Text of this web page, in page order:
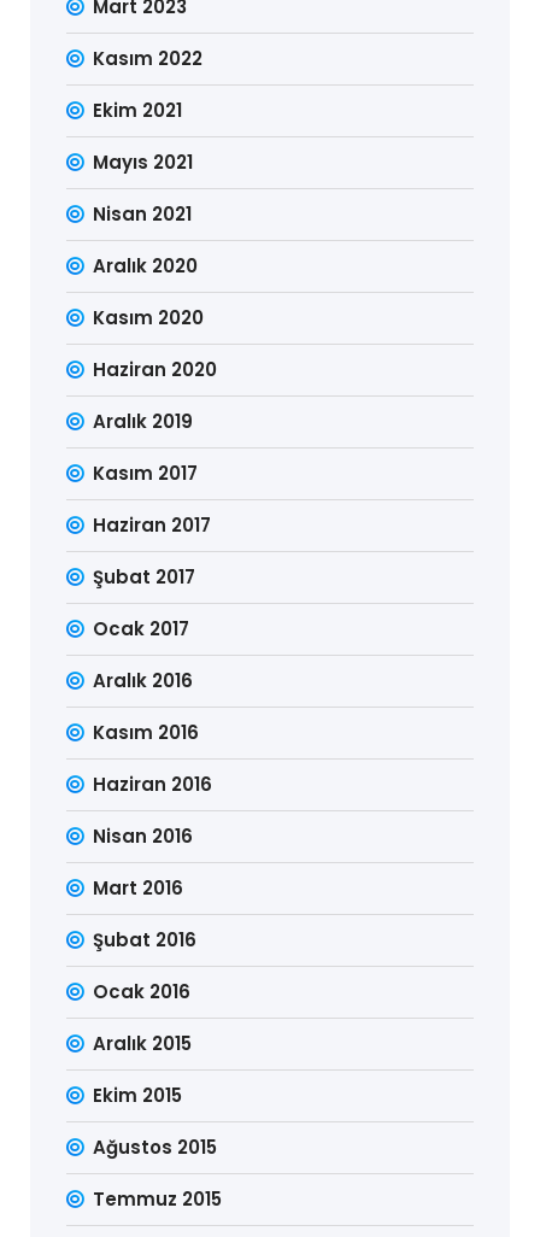
Mart 2023
Kasım 2022
Ekim 2021
Mayıs 2021
Nisan 2021
Aralık 2020
Kasım 2020
Haziran 2020
Aralık 2019
Kasım 2017
Haziran 2017
Şubat 2017
Ocak 2017
Aralık 2016
Kasım 2016
Haziran 2016
Nisan 2016
Mart 2016
Şubat 2016
Ocak 2016
Aralık 2015
Ekim 2015
Ağustos 2015
Temmuz 2015